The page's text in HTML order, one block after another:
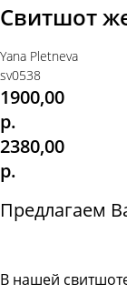
Свитшот
Yana Pletneva
sv0538
1900,00
р.
2380,00
р.
Предлагаем
В нашей